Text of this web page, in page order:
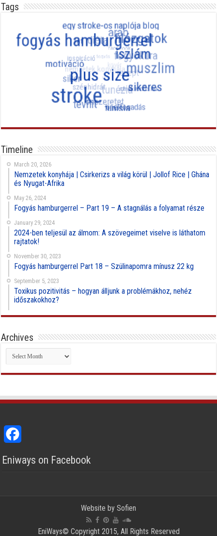
Tags
Timeline
March 20, 2026
Nemzetek konyhája | Csirkerizs a világ körül | Jollof Rice | Ghána
és Nyugat-Afrika
May 26, 2024
Fogyás hamburgerrel – Part 19 – A stagnálás a folyamat része
January 29, 2024
2024-ben teljesül az álmom: A szövegeimet viselve is láthatom
rajtatok!
November 30, 2023
Fogyás hamburgerrel Part 18 – Szülinapomra mínusz 22 kg
September 5, 2023
Toxikus pozitivitás – hogyan álljunk a problémákhoz, nehéz
időszakokhoz?
Archives
Archives
Eniways on Facebook
Website by Sofien
EniWays© Copyright 2015, All Rights Reserved